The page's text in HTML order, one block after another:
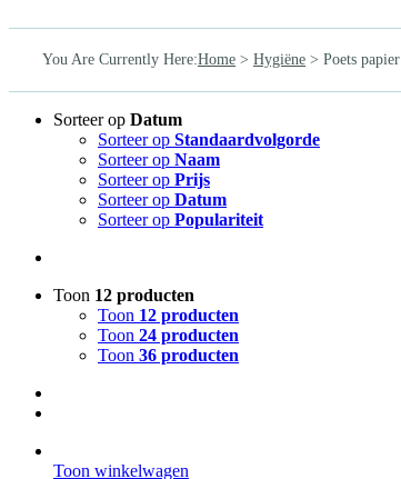
You Are Currently Here:Home > Hygiëne > Poets papier
Sorteer op Datum
Sorteer op Standaardvolgorde
Sorteer op Naam
Sorteer op Prijs
Sorteer op Datum
Sorteer op Populariteit
Toon 12 producten
Toon 12 producten
Toon 24 producten
Toon 36 producten
Toon winkelwagen